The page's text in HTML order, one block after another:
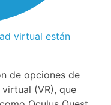
virtual están
de opciones de
(VR), que